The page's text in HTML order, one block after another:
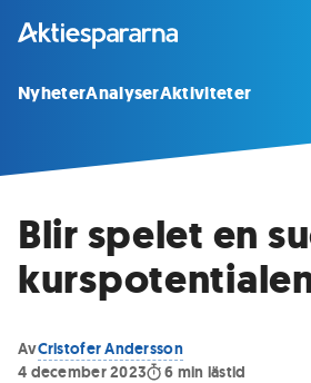
NyheterAnalyserAktiviteter
Blir spelet en
AvCristofer Andersson
4 december 2023
6 min lästid